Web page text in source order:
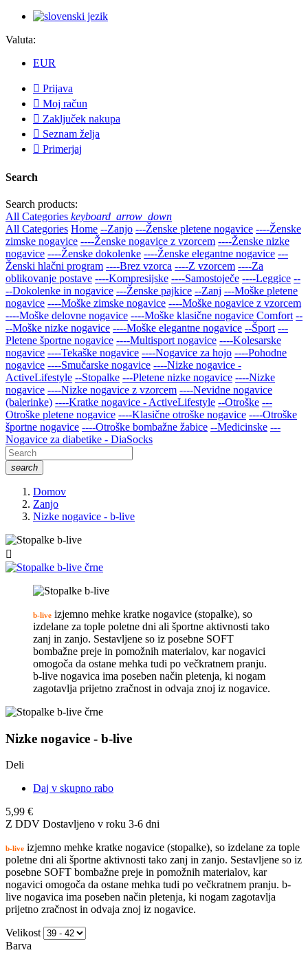
Valuta:
EUR
 Prijava
 Moj račun
 Zaključek nakupa
 Seznam želja
 Primerjaj
Search
Search products:
All Categories keyboard_arrow_down
All Categories Home --Zanjo ---Ženske pletene nogavice ----Ženske
zimske nogavice ----Ženske nogavice z vzorcem ----Ženske nizke
nogavice ----Ženske dokolenke ----Ženske elegantne nogavice ---
Ženski hlačni program ----Brez vzorca ----Z vzorcem ----Za
oblikovanje postave ----Kompresijske ----Samostoječe ----Leggice --
--Dokolenke in nogavice ---Ženske pajkice --Zanj ---Moške pletene
nogavice ----Moške zimske nogavice ----Moške nogavice z vzorcem
----Moške delovne nogavice ----Moške klasične nogavice Comfort --
--Moške nizke nogavice ----Moške elegantne nogavice --Šport ---
Pletene športne nogavice ----Multisport nogavice ----Kolesarske
nogavice ----Tekaške nogavice ----Nogavice za hojo ----Pohodne
nogavice ----Smučarske nogavice ----Nizke nogavice -
ActiveLifestyle --Stopalke ---Pletene nizke nogavice ----Nizke
nogavice ----Nizke nogavice z vzorcem ----Nevidne nogavice
(balerinke) ----Kratke nogavice - ActiveLifestyle --Otroške ---
Otroške pletene nogavice ----Klasične otroške nogavice ----Otroške
športne nogavice ----Otroške bombažne žabice --Medicinske ---
Nogavice za diabetike - DiaSocks
search
Domov
Zanjo
Nizke nogavice - b-live

b-live izjemno mehke kratke nogavice (stopalke), so
izdelane za tople poletne dni ali športne aktivnosti tako
zanj in zanjo. Sestavljene so iz posebne SOFT
bombažne preje in pomožnih materialov, kar nogavici
omogoča da ostane mehka tudi po večkratnem pranju.
b-live nogavica ima poseben način pletenja, ki nogam
zagotavlja prijetno zračnost in odvaja znoj iz nogavice.
Nizke nogavice - b-live
Deli
Daj v skupno rabo
5,99 €
Z DDV Dostavljeno v roku 3-6 dni
b-live izjemno mehke kratke nogavice (stopalke), so izdelane za tople
poletne dni ali športne aktivnosti tako zanj in zanjo. Sestavljene so iz
posebne SOFT bombažne preje in pomožnih materialov, kar
nogavici omogoča da ostane mehka tudi po večkratnem pranju. b-
live nogavica ima poseben način pletenja, ki nogam zagotavlja
prijetno zračnost in odvaja znoj iz nogavice.
Velikost
Barva